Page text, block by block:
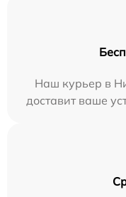
Наш курьер в
доставит ваше